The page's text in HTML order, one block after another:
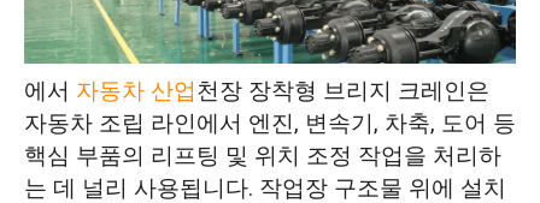
에서 자동차 산업천장 장착형 브리지 크레인은
자동차 조립 라인에서 엔진, 변속기, 차축, 도어 등
핵심 부품의 리프팅 및 위치 조정 작업을 처리하
는 데 널리 사용됩니다. 작업장 구조물 위에 설치